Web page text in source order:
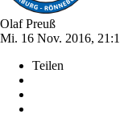
Olaf Preuß
Mi. 16 Nov. 2016,
Teilen